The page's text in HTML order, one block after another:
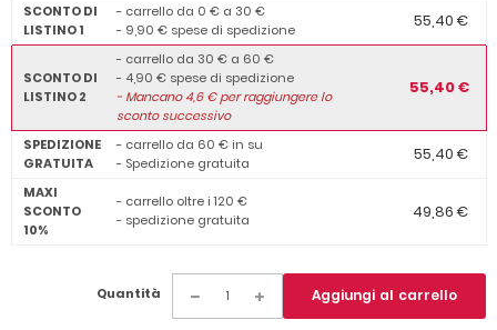
SCONTO DI
LISTINO 1
- carrello da 0 € a 30 €
- 9,90 € spese di spedizione
55,40 €
SCONTO DI
LISTINO 2
- carrello da 30 € a 60 €
- 4,90 € spese di spedizione
-Mancano4,6€ per raggiungere lo
sconto successivo
55,40 €
SPEDIZIONE
GRATUITA
- carrello da 60 € in su
- Spedizione gratuita
55,40 €
MAXI
SCONTO
10%
- carrello oltre i 120 €
- spedizione gratuita
49,86 €
Quantità Aggiungi al carrello